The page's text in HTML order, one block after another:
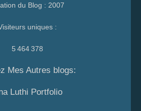
du Blog : 2007
uniques :
5 464 378
Mes Autres blogs:
Luthi Portfolio